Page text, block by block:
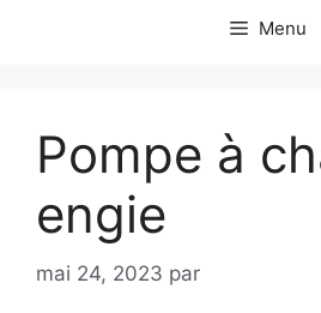
Menu
Pompe à
engie
mai 24, 2023 par